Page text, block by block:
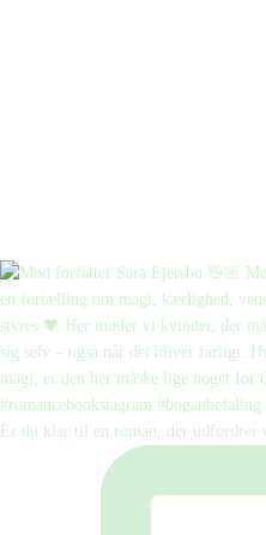
Er du klar til en roman, der udfordrer